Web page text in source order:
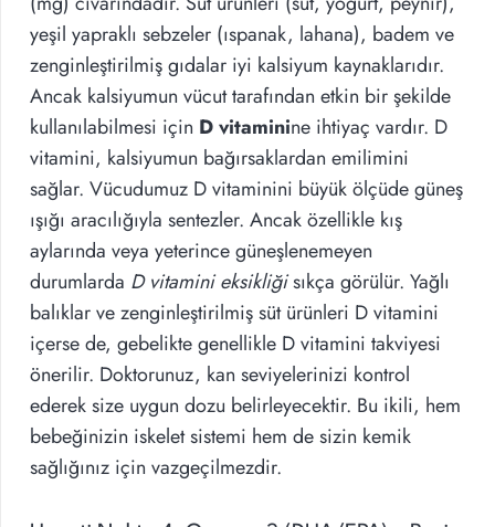
yeşil yapraklı sebzeler (ıspanak, lahana), badem ve
zenginleştirilmiş gıdalar iyi kalsiyum kaynaklarıdır.
Ancak kalsiyumun vücut tarafından etkin bir şekilde
kullanılabilmesi için D vitaminine ihtiyaç vardır. D
vitamini, kalsiyumun bağırsaklardan emilimini
sağlar. Vücudumuz D vitaminini büyük ölçüde güneş
ışığı aracılığıyla sentezler. Ancak özellikle kış
aylarında veya yeterince güneşlenemeyen
durumlarda D vitamini eksikliğisıkça görülür. Yağlı
balıklar ve zenginleştirilmiş süt ürünleri D vitamini
içerse de, gebelikte genellikle D vitamini takviyesi
önerilir. Doktorunuz, kan seviyelerinizi kontrol
ederek size uygun dozu belirleyecektir. Bu ikili, hem
bebeğinizin iskelet sistemi hem de sizin kemik
sağlığınız için vazgeçilmezdir.